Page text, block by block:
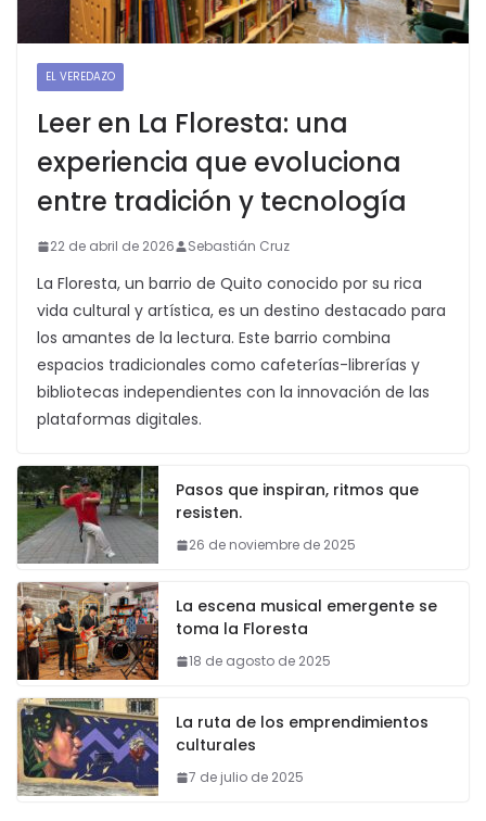
EL VEREDAZO
Leer en La Floresta: una
experiencia que evoluciona
entre tradición y tecnología
22 de abril de 2026 Sebastián Cruz
La Floresta, un barrio de Quito conocido por su rica
vida cultural y artística, es un destino destacado para
los amantes de la lectura. Este barrio combina
espacios tradicionales como cafeterías-librerías y
bibliotecas independientes con la innovación de las
plataformas digitales.
Pasos que inspiran, ritmos que
resisten.
26 de noviembre de 2025
La escena musical emergente se
toma la Floresta
18 de agosto de 2025
La ruta de los emprendimientos
culturales
7 de julio de 2025